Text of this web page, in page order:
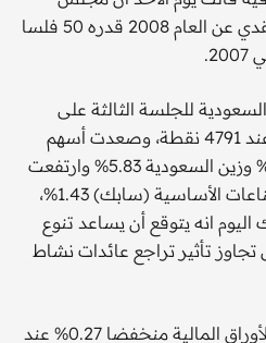
إدارتها أوصى بصرف توزيع نقدي عن العام 2008 قدره 50 فلسا
للجلسة الثالثة على
التوالي ليغلق مرتفعا 1.71% عند 4791 نقطة، وصعدت أسهم
مجموعة سامبا المالية 4.18% وزين السعودية 5.83% وارتفعت
أسهم الشركة السعودية للصناعات الأساسية (سابك) 1.43%،
انه يتوقع أن يساعد تنوع
تأثير تراجع عائدات نشاط
وأغلق مؤشر سوق البحرين للأوراق المالية منخفضا 0.27% عند